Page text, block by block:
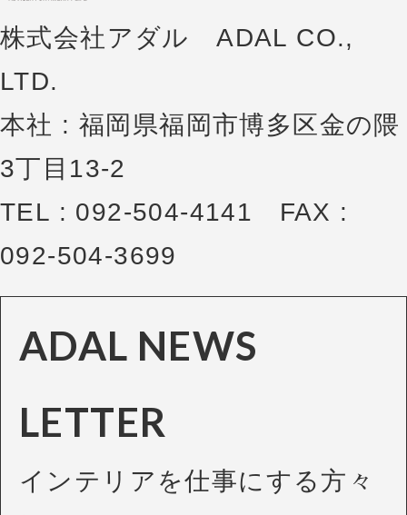
株式会社アダル ADAL CO.,
LTD.
本社 : 福岡県福岡市博多区金の隈
3丁目13-2
TEL : 092-504-4141 FAX :
092-504-3699
ADAL NEWS
LETTER
インテリアを仕事にする方々